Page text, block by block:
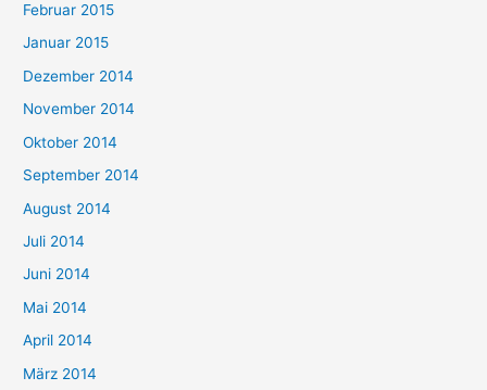
Februar 2015
Januar 2015
Dezember 2014
November 2014
Oktober 2014
September 2014
August 2014
Juli 2014
Juni 2014
Mai 2014
April 2014
März 2014